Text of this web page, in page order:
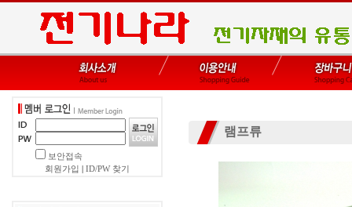
보안접속
회원가입
ID/PW 찾기
램프류